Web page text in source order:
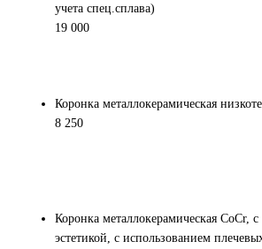
учета спец.сплава)
19 000
Коронка металлокерамическая
8 250
Коронка металлокерамическая CoCr,
эстетикой, с использованием